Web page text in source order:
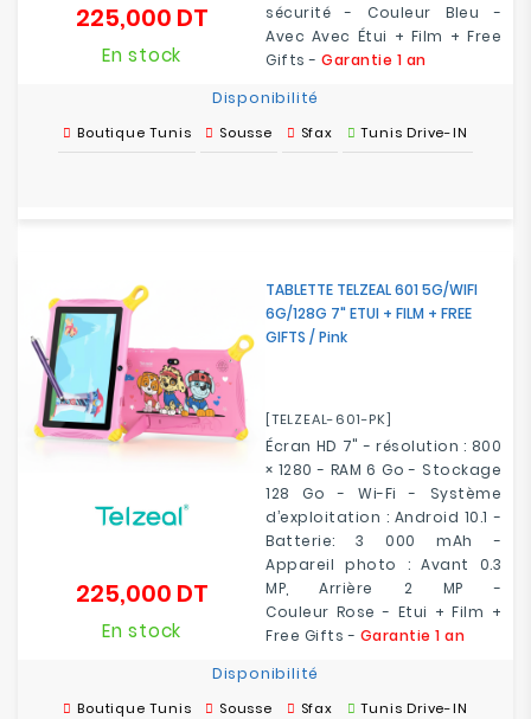
sécurité - Couleur Bleu -
Avec Avec Étui + Film + Free
Gifts - Garantie 1 an
225,000 DTPrix
En stock
Disponibilité
Boutique Tunis Sousse Sfax Tunis Drive-IN
TABLETTE TELZEAL 601 5G/WIFI
6G/128G 7" ETUI + FILM + FREE
GIFTS / Pink
[TELZEAL-601-PK]
Écran HD 7" - résolution : 800
× 1280 - RAM 6 Go - Stockage
128 Go - Wi-Fi - Système
d’exploitation : Android 10.1 -
Batterie: 3 000 mAh -
Appareil photo : Avant 0.3
MP, Arrière 2 MP -
Couleur Rose - Etui + Film +
Free Gifts - Garantie 1 an
225,000 DTPrix
En stock
Disponibilité
Boutique Tunis Sousse Sfax Tunis Drive-IN